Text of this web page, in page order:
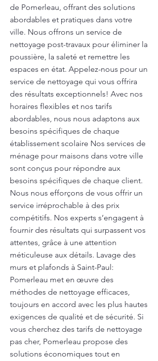
de Pomerleau, offrant des solutions
abordables et pratiques dans votre
ville. Nous offrons un service de
nettoyage post-travaux pour éliminer la
poussière, la saleté et remettre les
espaces en état. Appelez-nous pour un
service de nettoyage qui vous offrira
des résultats exceptionnels! Avec nos
horaires flexibles et nos tarifs
abordables, nous nous adaptons aux
besoins spécifiques de chaque
établissement scolaire Nos services de
ménage pour maisons dans votre ville
sont conçus pour répondre aux
besoins spécifiques de chaque client.
Nous nous efforçons de vous offrir un
service irréprochable à des prix
compétitifs. Nos experts s’engagent à
fournir des résultats qui surpassent vos
attentes, grâce à une attention
méticuleuse aux détails. Lavage des
murs et plafonds à Saint-Paul:
Pomerleau met en œuvre des
méthodes de nettoyage efficaces,
toujours en accord avec les plus hautes
exigences de qualité et de sécurité. Si
vous cherchez des tarifs de nettoyage
pas cher, Pomerleau propose des
solutions économiques tout en